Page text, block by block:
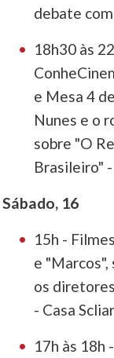
debate
18h30 às
e Mesa 4
Nunes e o
sobre "O
Brasileiro"
Sábado, 16
15h -
e
os
- Casa Scliar
17h às